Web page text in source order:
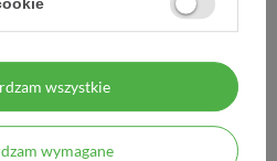
klientów
wymagane
wszystkie